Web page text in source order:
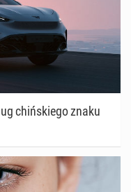
chińskiego znaku